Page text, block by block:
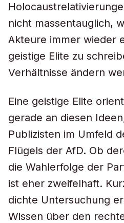
nicht massentauglich,
Akteure immer wieder
geistige Elite zu
Verhältnisse ändern
Eine geistige Elite
gerade an diesen
Publizisten im Umfeld
Flügels der AfD. Ob
die Wahlerfolge der
ist eher zweifelhaft.
dichte Untersuchung
Wissen über den